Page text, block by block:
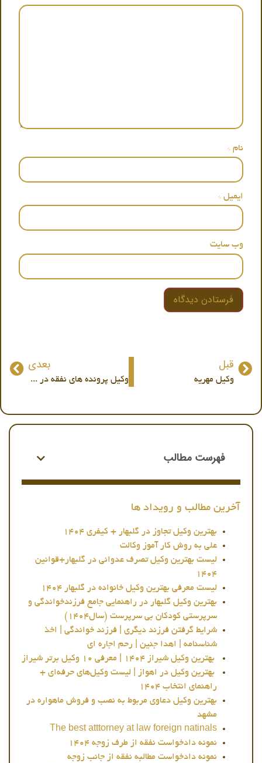
نام *
ایمیل *
وب‌ سایت
قبل
وکیل مهریه
بعدی
وکیل پرونده های نفقه در تهران
فهرست مطالب
آخرین مطالب و رویداد ها
بهترین وکیل تجاوز در گلبهار + کیفری 1404
علی به روش کار آموز وکالت
لیست بهترین وکیل تصرف عدوانی در گلبهار+قوانین
1404
لیست معرفی بهترین وکیل خانواده در گلبهار 1404
بهترین وکیل گلبهار در راهنمایی جامع فرزندخواندگی و
سرپرستی کودکان بی سرپرست (سال1404)
شرایط گرفتن فرزند دیگری | فرزند خواندگی | اخذ
شناسنامه | اهدا جنین | رحم اجاره ای
بهترین وکیل شیراز 1404 | معرفی ۱۰ وکیل برتر شیراز
بهترین وکیل در اهواز | لیست وکیل‌های حرفه‌ای +
راهنمای انتخاب 1404
بهترین وکیل دعاوی مربوط به نصب و فروش ماهواره در
مشهد
The best atttorney at law foreign natinals
نمونه دادخواست نفقه از طرف زوجه 1404
نمونه دادخواست مطالبه نفقه از جانب زوجه